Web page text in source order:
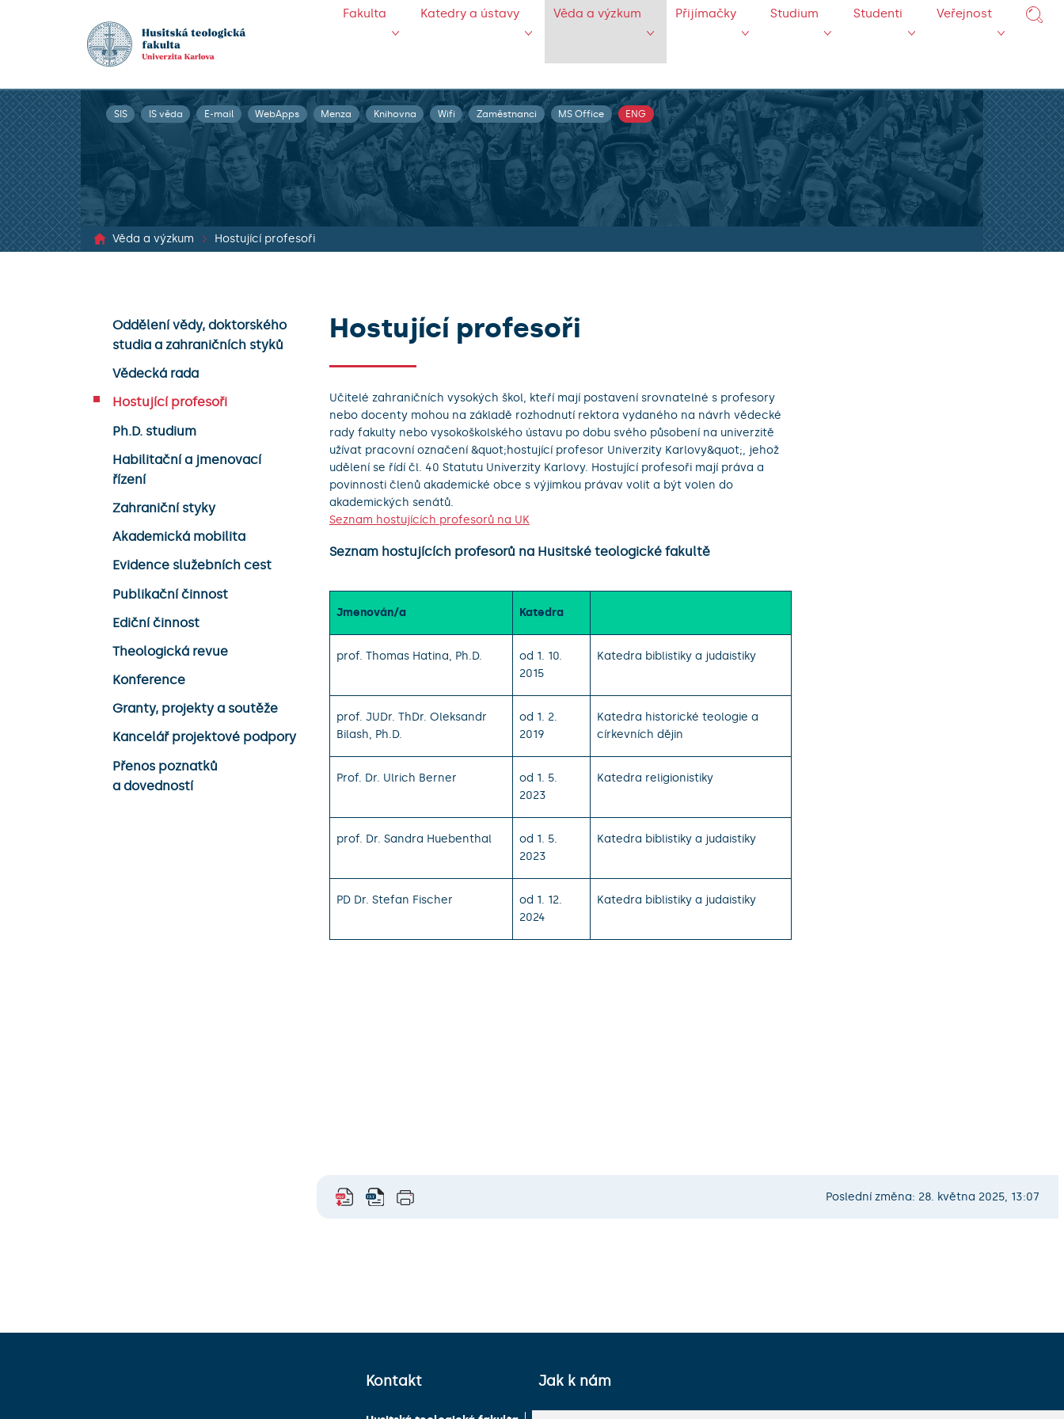
Fakulta Katedry a ústavy Věda a výzkum Přijímačky Studium Studenti Veřejnost
SIS IS věda E-mail WebApps Menza Knihovna Wifi Zaměstnanci MS Office ENG
Věda a výzkum Hostující profesoři
Oddělení vědy, doktorského
studia a zahraničních styků
Vědecká rada
Hostující profesoři
Ph.D. studium
Habilitační a jmenovací
řízení
Zahraniční styky
Akademická mobilita
Evidence služebních cest
Publikační činnost
Ediční činnost
Theologická revue
Konference
Granty, projekty a soutěže
Kancelář projektové podpory
Přenos poznatků
a dovedností
Hostující profesoři
Učitelé zahraničních vysokých škol, kteří mají postavení srovnatelné s profesory
nebo docenty mohou na základě rozhodnutí rektora vydaného na návrh vědecké
rady fakulty nebo vysokoškolského ústavu po dobu svého působení na univerzitě
užívat pracovní označení &quot;hostující profesor Univerzity Karlovy&quot;, jehož
udělení se řídí čl. 40 Statutu Univerzity Karlovy. Hostující profesoři mají práva a
povinnosti členů akademické obce s výjimkou právav volit a být volen do
akademických senátů.
Seznam hostujících profesorů na UK
Seznam hostujících profesorů na Husitské teologické fakultě
Jmenován/a Katedra
prof. Thomas Hatina, Ph.D.
od 1. 10.
2015
Katedra biblistiky a judaistiky
prof. JUDr. ThDr. Oleksandr
Bilash, Ph.D.
od 1. 2.
2019
Katedra historické teologie a
církevních dějin
Prof. Dr. Ulrich Berner
od 1. 5.
2023
Katedra religionistiky
prof. Dr. Sandra Huebenthal
od 1. 5.
2023
Katedra biblistiky a judaistiky
PD Dr. Stefan Fischer
od 1. 12.
2024
Katedra biblistiky a judaistiky
Poslední změna: 28. května 2025, 13:07
Kontakt Jak k nám